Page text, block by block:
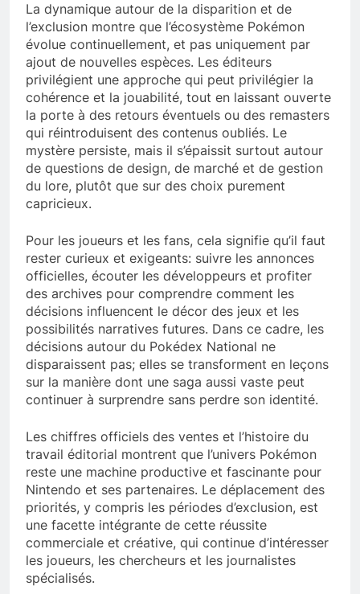
La dynamique autour de la disparition et de
l’exclusion montre que l’écosystème Pokémon
évolue continuellement, et pas uniquement par
ajout de nouvelles espèces. Les éditeurs
privilégient une approche qui peut privilégier la
cohérence et la jouabilité, tout en laissant ouverte
la porte à des retours éventuels ou des remasters
qui réintroduisent des contenus oubliés. Le
mystère persiste, mais il s’épaissit surtout autour
de questions de design, de marché et de gestion
du lore, plutôt que sur des choix purement
capricieux.
Pour les joueurs et les fans, cela signifie qu’il faut
rester curieux et exigeants: suivre les annonces
officielles, écouter les développeurs et profiter
des archives pour comprendre comment les
décisions influencent le décor des jeux et les
possibilités narratives futures. Dans ce cadre, les
décisions autour du Pokédex National ne
disparaissent pas; elles se transforment en leçons
sur la manière dont une saga aussi vaste peut
continuer à surprendre sans perdre son identité.
Les chiffres officiels des ventes et l’histoire du
travail éditorial montrent que l’univers Pokémon
reste une machine productive et fascinante pour
Nintendo et ses partenaires. Le déplacement des
priorités, y compris les périodes d’exclusion, est
une facette intégrante de cette réussite
commerciale et créative, qui continue d’intéresser
les joueurs, les chercheurs et les journalistes
spécialisés.